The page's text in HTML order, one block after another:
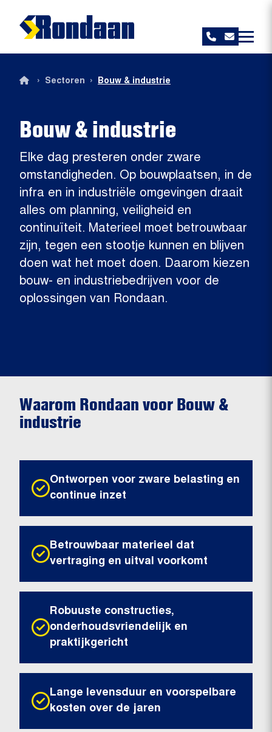
Bouw & industrie
Elke dag presteren onder zware
omstandigheden. Op bouwplaatsen, in de
infra en in industriële omgevingen draait
alles om planning, veiligheid en
continuïteit. Materieel moet betrouwbaar
zijn, tegen een stootje kunnen en blijven
doen wat het moet doen. Daarom kiezen
bouw- en industriebedrijven voor de
oplossingen van Rondaan.
› Sectoren › Bouw & industrie
Waarom Rondaan voor Bouw &
industrie
Ontworpen voor zware belasting en
continue inzet
Betrouwbaar materieel dat
vertraging en uitval voorkomt
Robuuste constructies,
onderhoudsvriendelijk en
praktijkgericht
Lange levensduur en voorspelbare
kosten over de jaren